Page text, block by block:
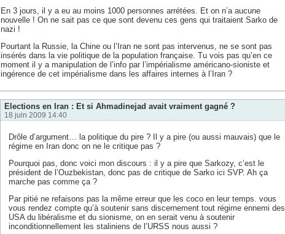
En 3 jours, il y a eu au moins 1000 personnes arrétées. Et on n’a aucune
nouvelle ! On ne sait pas ce que sont devenu ces gens qui traitaient Sarko de
nazi !
Pourtant la Russie, la Chine ou l’Iran ne sont pas intervenus, ne se sont pas
insérés dans la vie politique de la population française. Tu vois pas qu’en ce
moment il y a manipulation de l’info par l’impérialisme américano-sioniste et
ingérence de cet impérialisme dans les affaires internes à l’Iran ?
Elections en Iran : Et si Ahmadinejad avait vraiment gagné ?
18 juin 2009 14:40
Drôle d’argument… la politique du pire ? Il y a pire (ou aussi mauvais) que le
régime en Iran donc on ne le critique pas ?
Pourquoi pas, donc voici mon discours : il y a pire que Sarkozy, c’est le
président de l’Ouzbekistan, donc pas de critique de Sarko ici SVP. Ah ça
marche pas comme ça ?
Par pitié ne refaisons pas la même erreur que les coco en leur temps. vous
vous rendez compte qu’à soutenir sans discernement tout régime ennemi des
USA du libéralisme et du sionisme, on en serait venu à soutenir
inconditionnellement les staliniens de l’URSS nous aussi ?